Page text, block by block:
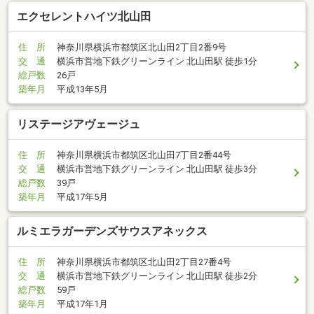
エクセレントハイツ北山田
住 所
神奈川県横浜市都筑区北山田2丁目2番9号
交 通
横浜市営地下鉄グリーンライン 北山田駅 徒歩1分
総戸数
26戸
築年月
平成13年5月
リステージアヴェージュ
住 所
神奈川県横浜市都筑区北山田7丁目2番44号
交 通
横浜市営地下鉄グリーンライン 北山田駅 徒歩3分
総戸数
39戸
築年月
平成17年5月
ルミエラガーデンズサウスアネックス
住 所
神奈川県横浜市都筑区北山田2丁目27番4号
交 通
横浜市営地下鉄グリーンライン 北山田駅 徒歩2分
総戸数
59戸
築年月
平成17年1月